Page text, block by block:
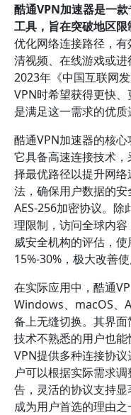
酷通VPN加速器是一
工具，旨在突破地区限
优化网络连接路径，
清视频、在线游戏或
2023年《中国互联网
VPN时希望获得更快
是满足这一需求的优质
酷通VPN加速器的核
它具备高速连接技术
择最优路径以提升网
法，确保用户数据的
AES-256加密协议。
理限制，访问全球内
威安全机构的评估，
15%-30%，极大改善使
在实际应用中，酷通
Windows、macOS、
备上无缝切换。其界
技术不熟悉的用户也
VPN提供多种连接协
户可以根据实际需求
告，灵活的协议支持显
成为用户首选的理由之